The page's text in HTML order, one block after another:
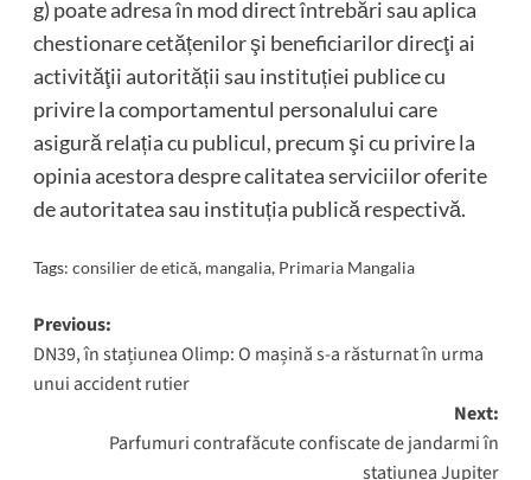
g) poate adresa în mod direct întrebări sau aplica
chestionare cetățenilor şi beneficiarilor direcţi ai
activităţii autorității sau instituției publice cu
privire la comportamentul personalului care
asigură relația cu publicul, precum şi cu privire la
opinia acestora despre calitatea serviciilor oferite
de autoritatea sau instituția publică respectivă.
Tags: consilier de etică, mangalia, Primaria Mangalia
Post
navigation
Previous:
DN39, în stațiunea Olimp: O mașină s-a răsturnat în urma
unui accident rutier
Next:
Parfumuri contrafăcute confiscate de jandarmi în
stațiunea Jupiter